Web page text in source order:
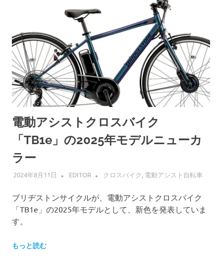
電動アシストクロスバイク
「TB1e」の2025年モデルニューカ
ラー
2024年8月11日 EDITOR クロスバイク, 電動アシスト自転車
ブリヂストンサイクルが、電動アシストクロスバイク
「TB1e」の2025年モデルとして、新色を発表していま
す。
もっと読む